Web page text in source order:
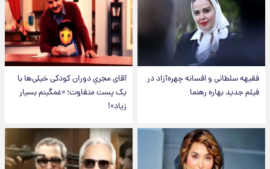
فقیهه سلطانی و افسانه چهره‌آزاد در
فیلم جدید بهاره رهنما
آقای مجریِ دوران کودکی خیلی‌ها با
یک پست متفاوت؛ «غمگینم بسیار
زیاد»!